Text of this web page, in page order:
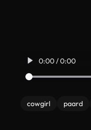
0:00 / 0:00
cowgirl paard